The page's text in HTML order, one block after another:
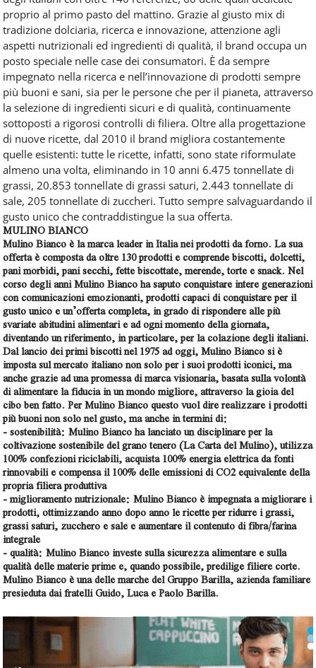
proprio al primo pasto del mattino. Grazie al giusto mix di
tradizione dolciaria, ricerca e innovazione, attenzione agli
aspetti nutrizionali ed ingredienti di qualità, il brand occupa un
posto speciale nelle case dei consumatori. È da sempre
impegnato nella ricerca e nell’innovazione di prodotti sempre
più buoni e sani, sia per le persone che per il pianeta, attraverso
la selezione di ingredienti sicuri e di qualità, continuamente
sottoposti a rigorosi controlli di filiera. Oltre alla progettazione
di nuove ricette, dal 2010 il brand migliora costantemente
quelle esistenti: tutte le ricette, infatti, sono state riformulate
almeno una volta, eliminando in 10 anni 6.475 tonnellate di
grassi, 20.853 tonnellate di grassi saturi, 2.443 tonnellate di
sale, 205 tonnellate di zuccheri. Tutto sempre salvaguardando il
gusto unico che contraddistingue la sua offerta.
MULINO BIANCO
Mulino Bianco è la marca leader in Italia nei prodotti da forno. La sua
offerta è composta da oltre 130 prodotti e comprende biscotti, dolcetti,
pani morbidi, pani secchi, fette biscottate, merende, torte e snack. Nel
corso degli anni Mulino Bianco ha saputo conquistare intere generazioni
con comunicazioni emozionanti, prodotti capaci di conquistare per il
gusto unico e un’offerta completa, in grado di rispondere alle più
svariate abitudini alimentari e ad ogni momento della giornata,
diventando un riferimento, in particolare, per la colazione degli italiani.
Dal lancio dei primi biscotti nel 1975 ad oggi, Mulino Bianco si è
imposta sul mercato italiano non solo per i suoi prodotti iconici, ma
anche grazie ad una promessa di marca visionaria, basata sulla volontà
di alimentare la fiducia in un mondo migliore, attraverso la gioia del
cibo ben fatto. Per Mulino Bianco questo vuol dire realizzare i prodotti
più buoni non solo nel gusto, ma anche in termini di:
- sostenibilità: Mulino Bianco ha lanciato un disciplinare per la
coltivazione sostenibile del grano tenero (La Carta del Mulino), utilizza
100% confezioni riciclabili, acquista 100% energia elettrica da fonti
rinnovabili e compensa il 100% delle emissioni di CO2 equivalente della
propria filiera produttiva
- miglioramento nutrizionale: Mulino Bianco è impegnata a migliorare i
prodotti, ottimizzando anno dopo anno le ricette per ridurre i grassi,
grassi saturi, zucchero e sale e aumentare il contenuto di fibra/farina
integrale
- qualità: Mulino Bianco investe sulla sicurezza alimentare e sulla
qualità delle materie prime e, quando possibile, predilige filiere corte.
Mulino Bianco è una delle marche del Gruppo Barilla, azienda familiare
presieduta dai fratelli Guido, Luca e Paolo Barilla.